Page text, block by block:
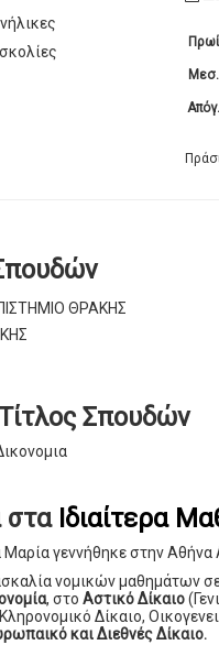
Πρωί
Μεσ.
Απόγ.
ΘΡΑΚΗΣ
Σπουδών
στα Ιδιαίτερα
γεννήθηκε στην Αθήνα
νομικών μαθημάτων
, στοΑστικό Δίκαιο
Δίκαιο,
και Διεθνές Δίκαιο.